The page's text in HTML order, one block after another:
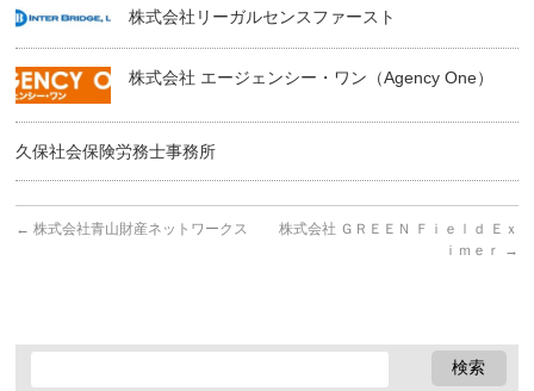
株式会社リーガルセンスファースト
株式会社 エージェンシー・ワン（Agency One）
久保社会保険労務士事務所
← 株式会社青山財産ネットワークス
株式会社 ＧＲＥＥＮ Ｆｉｅｌｄ Ｅｘ
ｉｍｅｒ
→